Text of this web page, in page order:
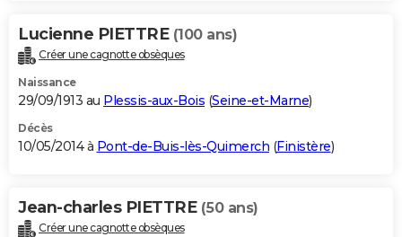
Lucienne PIETTRE (100 ans)
Créer une cagnotte obsèques
Naissance
29/09/1913 au Plessis-aux-Bois (Seine-et-Marne)
Décès
10/05/2014 à Pont-de-Buis-lès-Quimerch (Finistère)
Jean-charles PIETTRE (50 ans)
Créer une cagnotte obsèques